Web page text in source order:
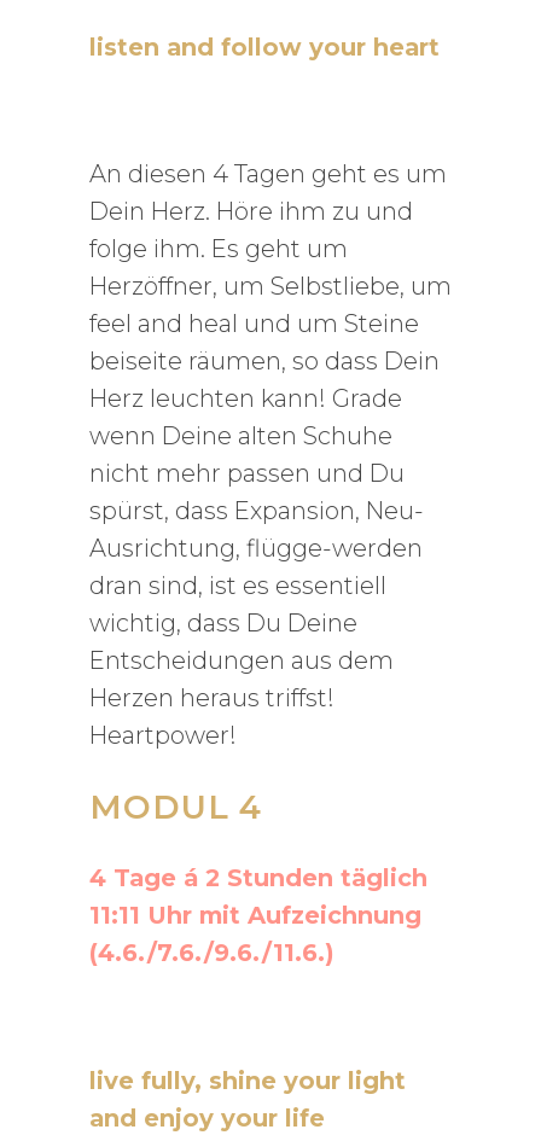
listen and follow your heart
An diesen 4 Tagen geht es um
Dein Herz. Höre ihm zu und
folge ihm. Es geht um
Herzöffner, um Selbstliebe, um
feel and heal und um Steine
beiseite räumen, so dass Dein
Herz leuchten kann! Grade
wenn Deine alten Schuhe
nicht mehr passen und Du
spürst, dass Expansion, Neu-
Ausrichtung, flügge-werden
dran sind, ist es essentiell
wichtig, dass Du Deine
Entscheidungen aus dem
Herzen heraus triffst!
Heartpower!
MODUL 4
4 Tage á 2 Stunden täglich
11:11 Uhr mit Aufzeichnung
(4.6./7.6./9.6./11.6.)
live fully, shine your light
and enjoy your life